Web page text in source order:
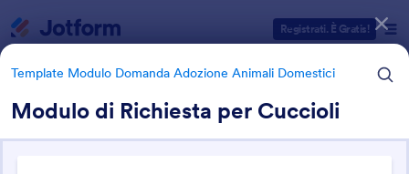
Registrati. È Gratis!
Template Modulo Domanda Adozione Animali Domestici
Modulo di Richiesta per Cuccioli
Categorie Template Moduli